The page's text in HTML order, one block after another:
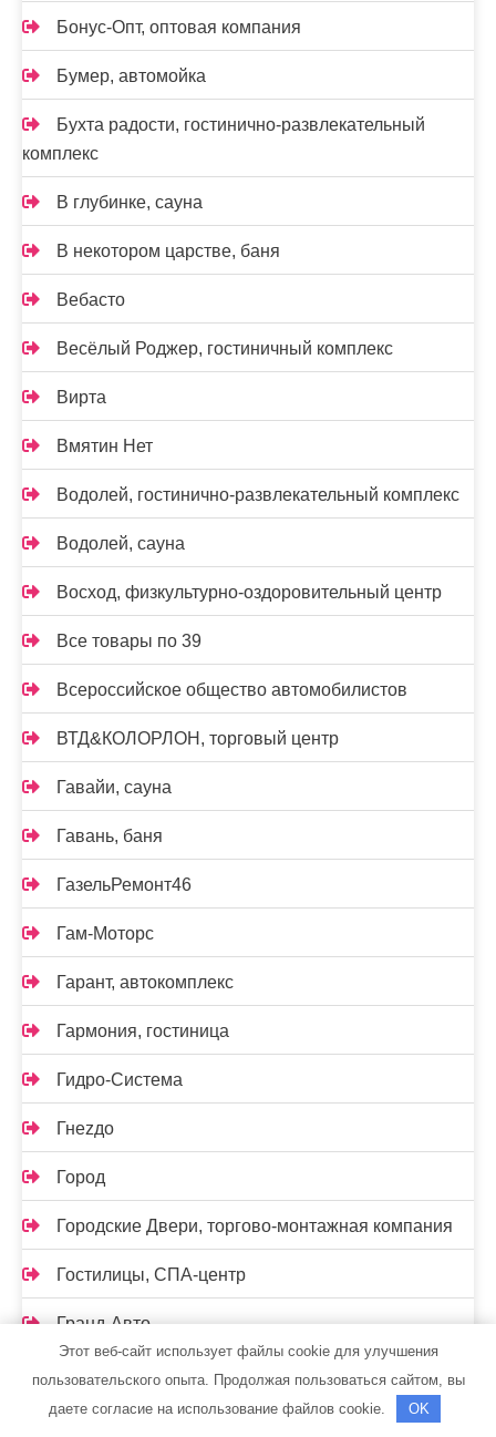
Бонус-Опт, оптовая компания
Бумер, автомойка
Бухта радости, гостинично-развлекательный
комплекс
В глубинке, сауна
В некотором царстве, баня
Вебасто
Весёлый Роджер, гостиничный комплекс
Вирта
Вмятин Нет
Водолей, гостинично-развлекательный комплекс
Водолей, сауна
Восход, физкультурно-оздоровительный центр
Все товары по 39
Всероссийское общество автомобилистов
ВТД&КОЛОРЛОН, торговый центр
Гавайи, сауна
Гавань, баня
ГазельРемонт46
Гам-Моторс
Гарант, автокомплекс
Гармония, гостиница
Гидро-Система
Гнеzдо
Город
Городские Двери, торгово-монтажная компания
Гостилицы, СПА-центр
Гранд-Авто
Грузовая автомойка, Грузовая автомойка
Грузовой автосервис
Этот веб-сайт использует файлы cookie для улучшения
пользовательского опыта. Продолжая пользоваться сайтом, вы
даете согласие на использование файлов cookie.
OK